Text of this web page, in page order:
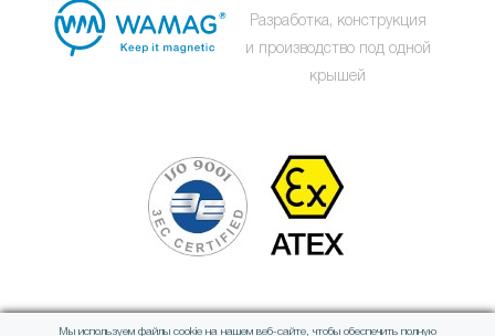
Разработка, конструкция
и производство под одной
крышей
Мы используем файлы cookie на нашем веб-сайте, чтобы обеспечить полную